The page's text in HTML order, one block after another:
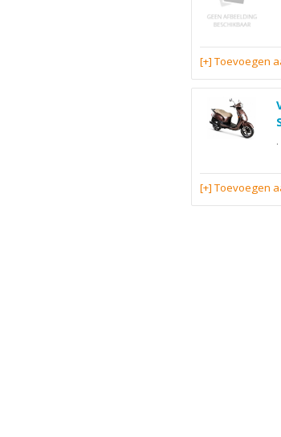
[+] Toevoegen
.
[+] Toevoegen